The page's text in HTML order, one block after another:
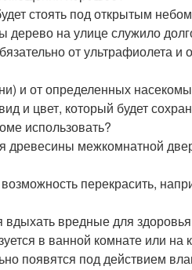
стоять под открытым
дерево на улице служило
от ультрафиолета
и от определенных
и цвет, который будет
использовать?
древесины межкомнатной
перекрасить,
вдыхать вредные для
в ванной комнате или на
появятся под действием